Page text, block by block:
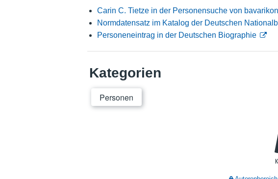
Carin C. Tietze in der Personensuche von bavarikon
Normdatensatz im Katalog der Deutschen
Personeneintrag in der Deutschen Biographie
Kategorien
Personen